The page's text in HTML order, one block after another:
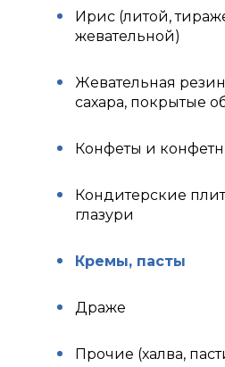
Ирис (литой,
жевательной)
Жевательная
сахара, покрытые
Конфеты и
Кондитерские
глазури
Кремы, пасты
Драже
Прочие (халва,